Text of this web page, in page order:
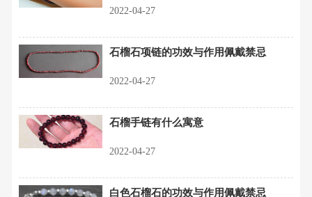
2022-04-27
石榴石项链的功效与作用佩戴禁忌
2022-04-27
石榴手链有什么寓意
2022-04-27
白色石榴石的功效与作用佩戴禁忌